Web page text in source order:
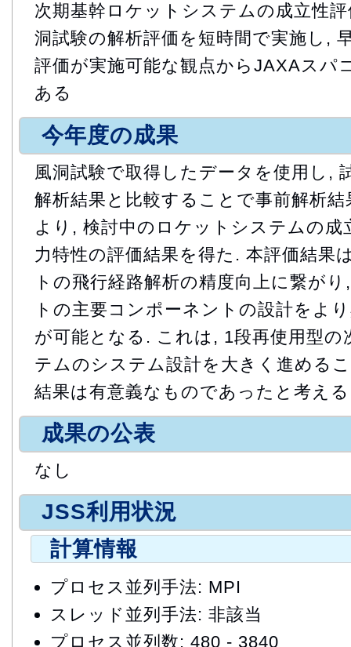
次期基幹ロケットシステムの成立性
洞試験の解析評価を短時間で実施し,
評価が実施可能な観点からJAXAスパ
ある
今年度の成果
風洞試験で取得したデータを使用し,
解析結果と比較することで事前解析
より, 検討中のロケットシステムの成
力特性の評価結果を得た. 本評価結果
トの飛行経路解析の精度向上に繋が
トの主要コンポーネントの設計をよ
が可能となる. これは, 1段再使用型
テムのシステム設計を大きく進める
結果は有意義なものであったと考え
成果の公表
なし
JSS利用状況
計算情報
プロセス並列手法: MPI
スレッド並列手法: 非該当
プロセス並列数: 480 - 3840